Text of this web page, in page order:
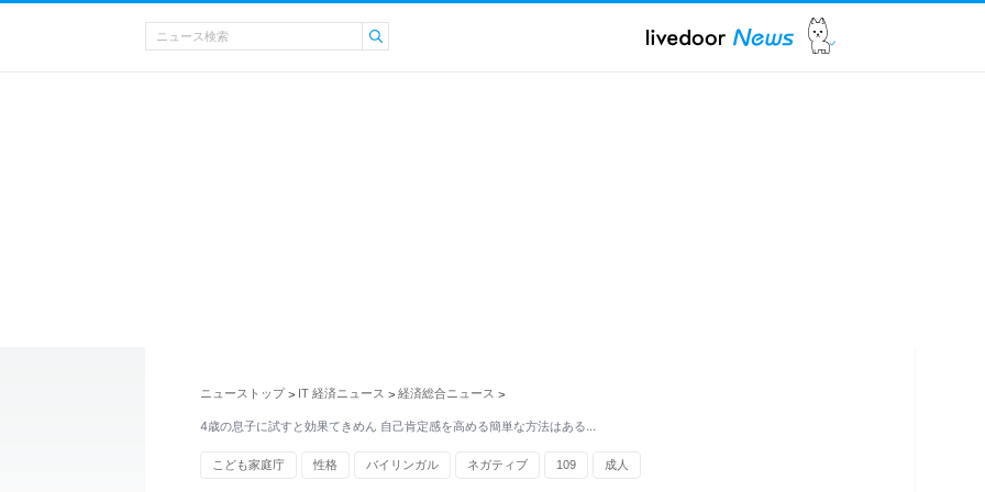
ニューストップ > IT 経済ニュース > 経済総合ニュース >
4歳の息子に試すと効果てきめん 自己肯定感を高める簡単な方法はある…
こども家庭庁 性格 バイリンガル ネガティブ 109 成人